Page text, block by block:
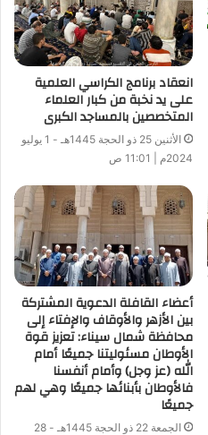
انعقاد برنامج الكراسي العلمية
على يد نخبة من كبار العلماء
المتخصصين بالمساجد الكبرى
الأثنين 25 ذو الحجة 1445هـ - 1 يوليو
2024م | 11:01 ص
أعضاء القافلة الدعوية المشتركة
بين الأزهر والأوقاف والإفتاء إلى
محافظة شمال سيناء: تعزيز قوة
الأوطان مسئوليتنا جميعًا أمام
الله (عز وجل) وأمام أنفسنا
فالأوطان بأبنائها جميعًا وهي لهم
جميعًا
الجمعة 22 ذو الحجة 1445هـ - 28